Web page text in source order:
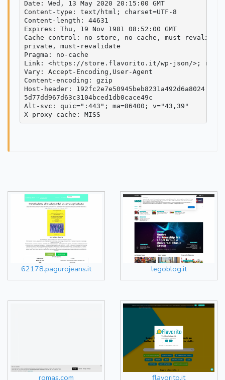
Date: Wed, 13 May 2020 20:15:00 GMT
Content-type: text/html; charset=UTF-8
Content-length: 44631
Expires: Thu, 19 Nov 1981 08:52:00 GMT
Cache-control: no-store, no-cache, must-revalidate
private, must-revalidate
Pragma: no-cache
Link: <https://store.flavorito.it/wp-json/>;
Vary: Accept-Encoding,User-Agent
Content-encoding: gzip
Host-header: 192fc2e7e50945beb8231a492d6a8024
5d77dd967d63c3104bced1db0cace49c
Alt-svc: quic=":443"; ma=86400; v="43,39"
62178.pagurojeans.it legoblog.it
romas.com flavorito.it